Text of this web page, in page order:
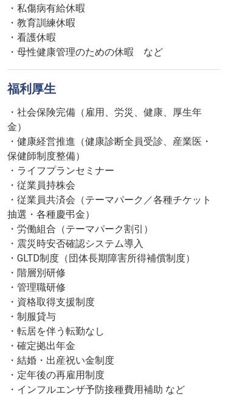
・私傷病有給休暇
・教育訓練休暇
・看護休暇
・母性健康管理のための休暇 など
福利厚生
・社会保険完備（雇用、労災、健康、厚生年
金）
・健康経営推進（健康診断全員受診、産業医・
保健師制度整備）
・ライフプランセミナー
・従業員持株会
・従業員共済会（テーマパーク／各種チケット
抽選・各種慶弔金）
・労働組合（テーマパーク割引）
・震災時安否確認システム導入
・GLTD制度（団体長期障害所得補償制度）
・階層別研修
・管理職研修
・資格取得支援制度
・制服貸与
・転居を伴う転勤なし
・確定拠出年金
・結婚・出産祝い金制度
・定年後の再雇用制度
・インフルエンザ予防接種費用補助 など